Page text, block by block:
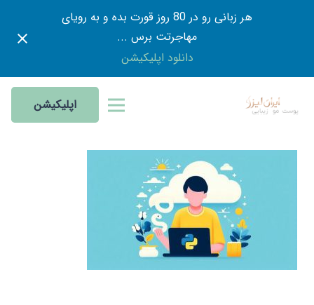
هر زبانی رو در 80 روز قورت بده و به رویای
مهاجرتت برس ...
دانلود اپلیکیشن
اپلیکیشن